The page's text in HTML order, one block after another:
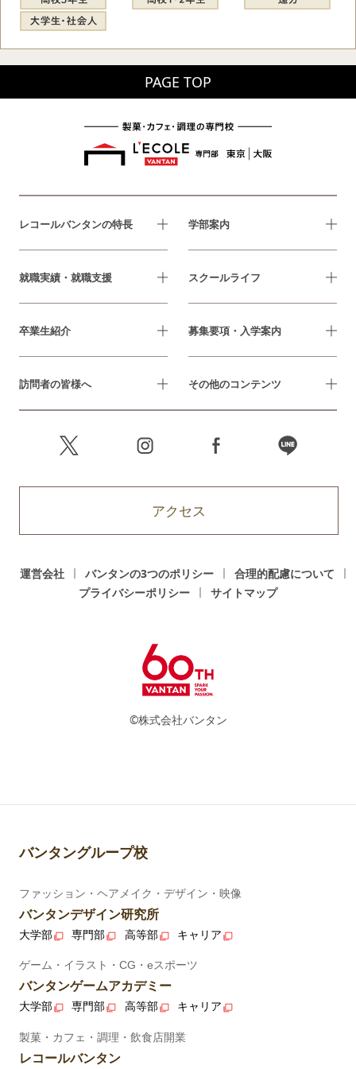
PAGE TOP
レコールバンタンの特長 学部案内
就職実績・就職支援 スクールライフ
卒業生紹介 募集要項・入学案内
訪問者の皆様へ その他のコンテンツ
アクセス
運営会社 バンタンの3つのポリシー
合理的配慮について
プライバシーポリシー
サイトマップ
©株式会社バンタン
バンタングループ校
ファッション・ヘアメイク・デザイン・映像
バンタンデザイン研究所
大学部 専門部 高等部 キャリア
ゲーム・イラスト・CG・eスポーツ
バンタンゲームアカデミー
大学部 専門部 高等部 キャリア
製菓・カフェ・調理・飲食店開業
レコールバンタン